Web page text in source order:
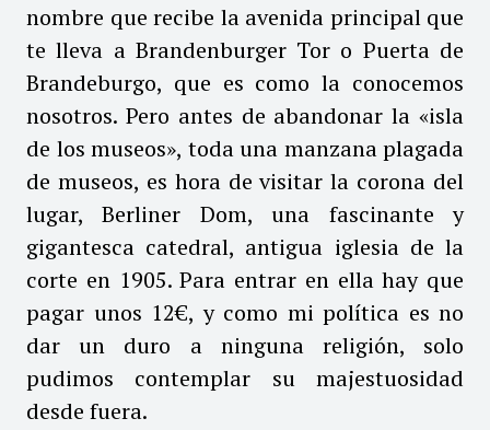
nombre que recibe la avenida principal que
te lleva a Brandenburger Tor o Puerta de
Brandeburgo, que es como la conocemos
nosotros. Pero antes de abandonar la «isla
de los museos», toda una manzana plagada
de museos, es hora de visitar la corona del
lugar, Berliner Dom, una fascinante y
gigantesca catedral, antigua iglesia de la
corte en 1905. Para entrar en ella hay que
pagar unos 12€, y como mi política es no
dar un duro a ninguna religión, solo
pudimos contemplar su majestuosidad
desde fuera.